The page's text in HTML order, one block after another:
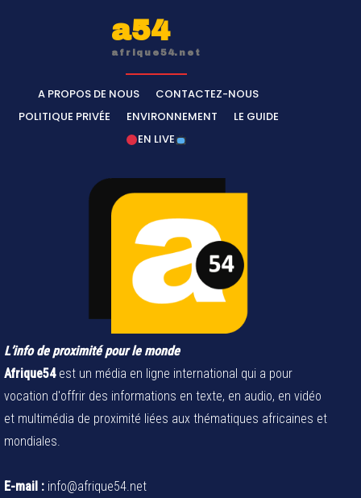
a54
afrique54.net
A PROPOS DE NOUS
CONTACTEZ-NOUS
POLITIQUE PRIVÉE
ENVIRONNEMENT
LE GUIDE
EN LIVE
L’info de proximité pour le monde
Afrique54est un média en ligne international qui a pour
vocation d'offrir des informations en texte, en audio, en vidéo
et multimédia de proximité liées aux thématiques africaines et
mondiales.
E-mail : info@afrique54.net